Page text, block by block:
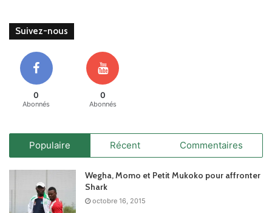
Suivez-nous
0
Abonnés
0
Abonnés
Populaire Récent Commentaires
Wegha, Momo et Petit Mukoko pour affronter
Shark
octobre 16, 2015